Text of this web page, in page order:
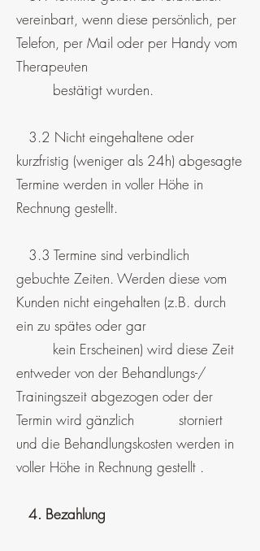
vereinbart, wenn diese persönlich, per
Telefon, per Mail oder per Handy vom
Therapeuten
bestätigt wurden.
3.2 Nicht eingehaltene oder
kurzfristig (weniger als 24h) abgesagte
Termine werden in voller Höhe in
Rechnung gestellt.
3.3 Termine sind verbindlich
gebuchte Zeiten. Werden diese vom
Kunden nicht eingehalten (z.B. durch
ein zu spätes oder gar
kein Erscheinen) wird diese Zeit
entweder von der Behandlungs-/
Trainingszeit abgezogen oder der
Termin wird gänzlich storniert
und die Behandlungskosten werden in
voller Höhe in Rechnung gestellt .
4. Bezahlung